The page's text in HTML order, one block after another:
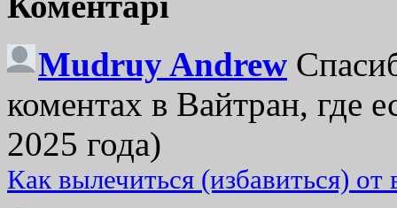
Mudruy Andrew
коментах в Вайтран, где
2025 года)
Как вылечиться (избавиться)